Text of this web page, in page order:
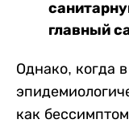
главный
Однако, когда
как